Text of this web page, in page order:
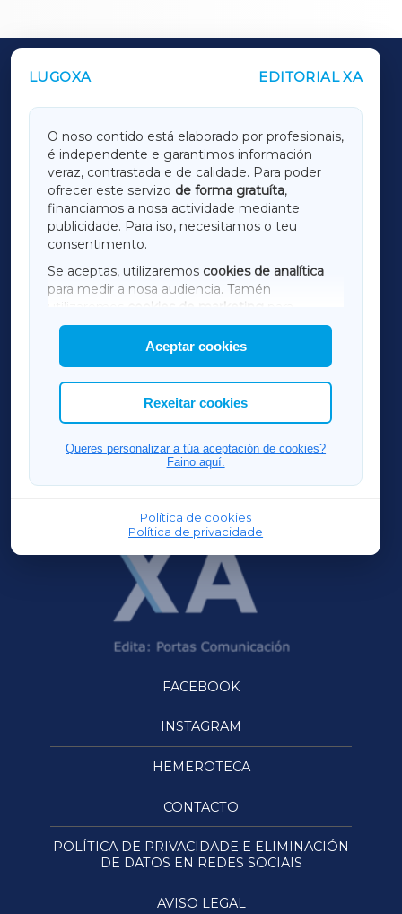
LUGOXA EDITORIAL XA
O noso contido está elaborado por profesionais,
é independente e garantimos información
veraz, contrastada e de calidade. Para poder
ofrecer este servizo de forma gratuíta,
financiamos a nosa actividade mediante
publicidade. Para iso, necesitamos o teu
consentimento.
Se aceptas, utilizaremos cookies de analítica
para medir a nosa audiencia. Tamén
utilizaremos
cookies de marketing
mostrar publicidade de terceiros.
Así mesmo, podes personalizar a elección das
cookies que desexas permitir.
Aceptar cookies
Rexeitar cookies
Queres personalizar a túa aceptación de cookies?
Faino aquí.
Política de cookies
Política de privacidade
OUTROS PERIÓDICOS
LUGOXA
TERRACHAXA
AMARIÑAXA
RIBEIRASACRAXA
ACORUÑAXA
FERROLXA
OURENSEXA
FACEBOOK
INSTAGRAM
HEMEROTECA
CONTACTO
POLÍTICA DE PRIVACIDADE E ELIMINACIÓN
DE DATOS EN REDES SOCIAIS
AVISO LEGAL